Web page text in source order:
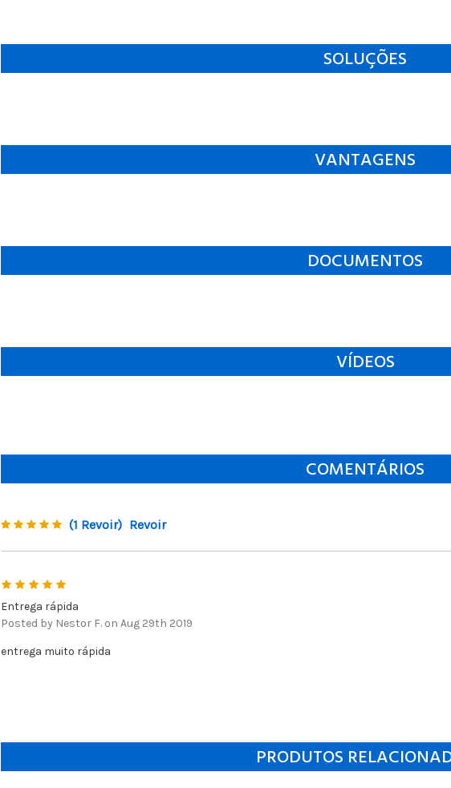
SOLUÇÕES
VANTAGENS
DOCUMENTOS
VÍDEOS
COMENTÁRIOS
(1 Revoir) Revoir
Entrega rápida
Posted by Nestor F. on Aug 29th 2019
entrega muito rápida
PRODUTOS